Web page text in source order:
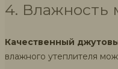
4. Влажность
Качественный
влажного утеплителя